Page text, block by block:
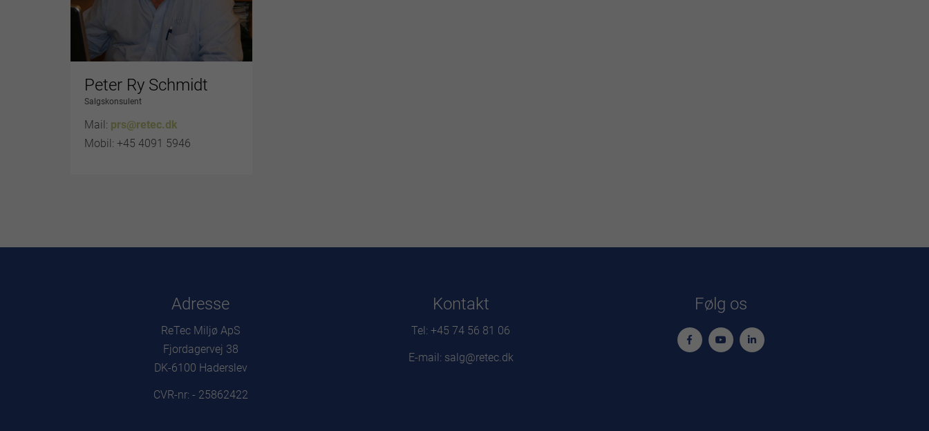
Peter Ry Schmidt
Salgskonsulent
Mail: prs@retec.dk
Mobil: +45 4091 5946
Adresse
ReTec Miljø ApS
Fjordagervej 38
DK-6100 Haderslev
CVR-nr: - 25862422
Kontakt
Tel: +45 74 56 81 06
E-mail: salg@retec.dk
Følg os